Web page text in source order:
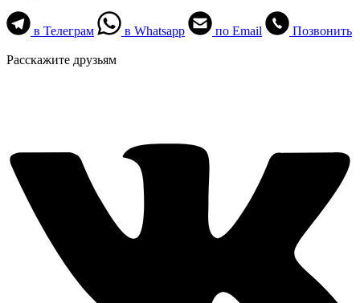
в Телеграм в Whatsapp по Email Позвонить
Расскажите друзьям